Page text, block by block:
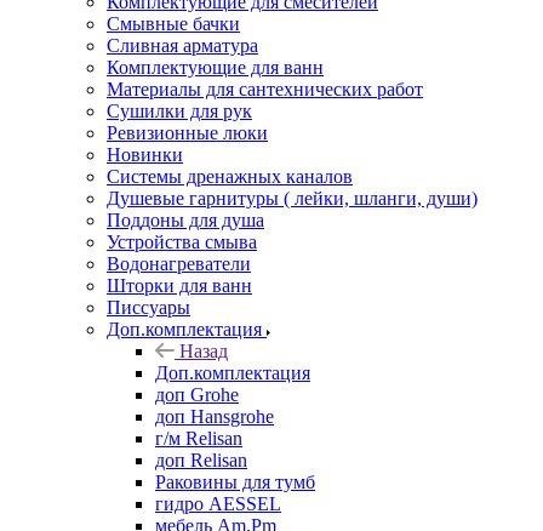
Смывные бачки
Сливная арматура
Комплектующие для ванн
Материалы для сантехнических работ
Сушилки для рук
Ревизионные люки
Новинки
Системы дренажных каналов
Душевые гарнитуры ( лейки, шланги, души)
Поддоны для душа
Устройства смыва
Водонагреватели
Шторки для ванн
Писсуары
Доп.комплектация
Назад
Доп.комплектация
доп Grohe
доп Hansgrohe
г/м Relisan
доп Relisan
Раковины для тумб
гидро AESSEL
мебель Am.Pm